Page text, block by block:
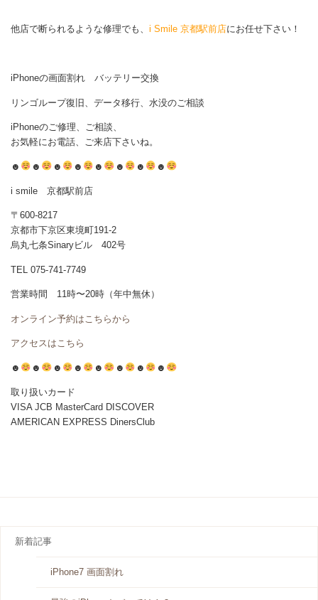
他店で断られるような修理でも、 i Smile 京都駅前店にお任せ下さい！
iPhoneの画面割れ バッテリー交換
リンゴループ復旧、データ移行、水没のご相談
iPhoneのご修理、ご相談、
お気軽にお電話、ご来店下さいね。
☻ ☻ ☻ ☻ ☻ ☻ ☻ ☻
i smile 京都駅前店
〒600-8217
京都市下京区東境町191-2
烏丸七条Sinaryビル 402号
TEL 075-741-7749
営業時間 11時〜20時（年中無休）
オンライン予約はこちらから
アクセスはこちら
☻ ☻ ☻ ☻ ☻ ☻ ☻ ☻
取り扱いカード
VISA JCB MasterCard DISCOVER
AMERICAN EXPRESS DinersClub
新着記事
iPhone7 画面割れ